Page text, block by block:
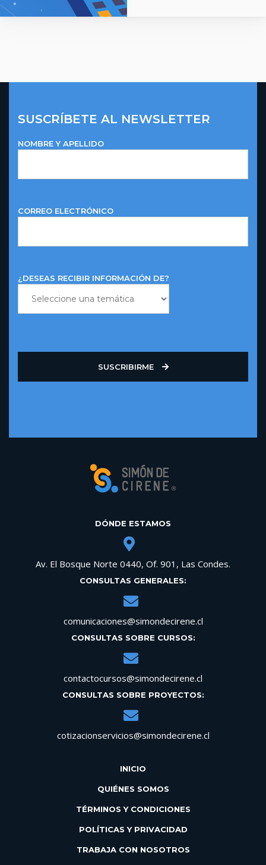
SUSCRÍBETE AL NEWSLETTER
NOMBRE Y APELLIDO
CORREO ELECTRÓNICO
¿DESEAS RECIBIR INFORMACIÓN DE?
SUSCRIBIRME
DÓNDE ESTAMOS
Av. El Bosque Norte 0440, Of. 901, Las Condes.
CONSULTAS GENERALES:
comunicaciones@simondecirene.cl
CONSULTAS SOBRE CURSOS:
contactocursos@simondecirene.cl
CONSULTAS SOBRE PROYECTOS:
cotizacionservicios@simondecirene.cl
INICIO
QUIÉNES SOMOS
TÉRMINOS Y CONDICIONES
POLÍTICAS Y PRIVACIDAD
TRABAJA CON NOSOTROS